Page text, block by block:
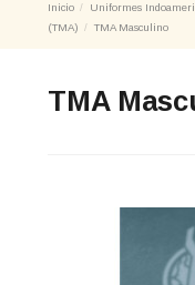
Inicio Uniformes
(TMA)
TMA Masculino
TMA